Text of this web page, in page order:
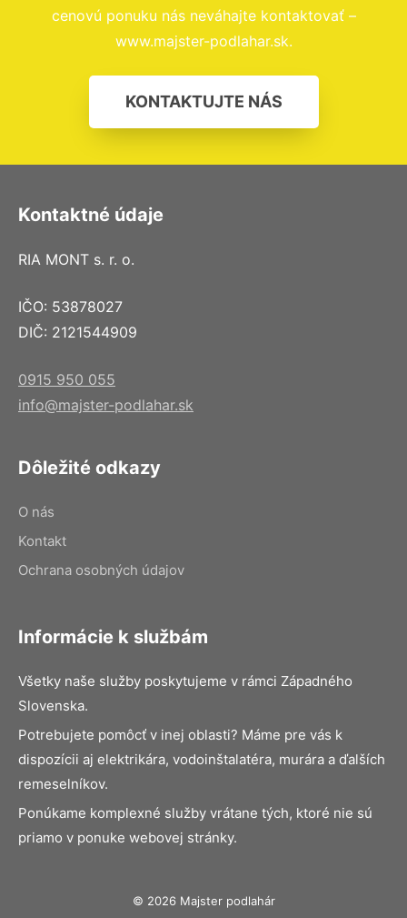
cenovú ponuku nás neváhajte kontaktovať –
www.majster-podlahar.sk.
KONTAKTUJTE NÁS
Kontaktné údaje
RIA MONT s. r. o.
IČO: 53878027
DIČ: 2121544909
0915 950 055
info@majster-podlahar.sk
Dôležité odkazy
O nás
Kontakt
Ochrana osobných údajov
Informácie k službám
Všetky naše služby poskytujeme v rámci Západného
Slovenska.
Potrebujete pomôcť v inej oblasti? Máme pre vás k
dispozícii aj elektrikára, vodoinštalatéra, murára a ďalších
remeselníkov.
Ponúkame komplexné služby vrátane tých, ktoré nie sú
priamo v ponuke webovej stránky.
© 2026 Majster podlahár